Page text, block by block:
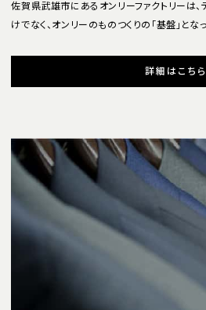
佐賀県武雄市にあるオンリーファクトリーは
けでなく、オンリーのものつくりの「基盤」とな
詳細はこちら